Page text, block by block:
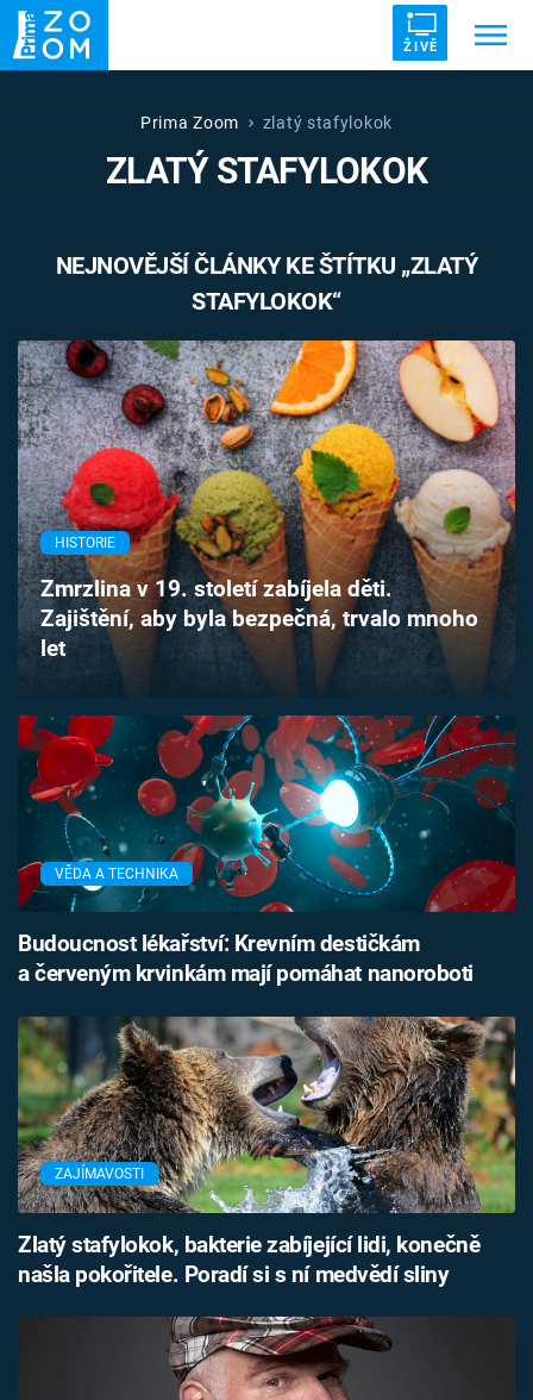
ŽIVĚ
ZRÁDCI UFO DRUHÁ SVĚTOVÁ VÁLKA
VETŘELCI DÁVNOVĚKU
Témata
Pořady
TV Program
Časopis
Sledujte prima+
Sledujte nás
Prima Zoom zlatý stafylokok
ZLATÝ STAFYLOKOK
NEJNOVĚJŠÍ ČLÁNKY KE ŠTÍTKU „ZLATÝ
STAFYLOKOK“
HISTORIE
Zmrzlina v 19. století zabíjela děti.
Zajištění, aby byla bezpečná, trvalo mnoho
let
VĚDA A TECHNIKA
Budoucnost lékařství: Krevním destičkám
a červeným krvinkám mají pomáhat nanoroboti
ZAJÍMAVOSTI
Zlatý stafylokok, bakterie zabíjející lidi, konečně
našla pokořitele. Poradí si s ní medvědí sliny